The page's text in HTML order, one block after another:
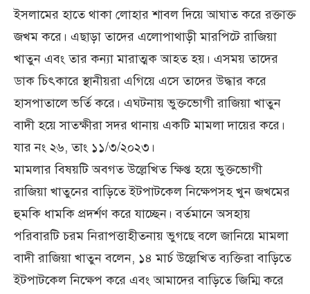
ইসলামের হাতে থাকা লোহার শাবল দিয়ে আঘাত করে রক্তাক্ত
জখম করে। এছাড়া তাদের এলোপাথাড়ী মারপিটে রাজিয়া
খাতুন এবং তার কন্যা মারাত্মক আহত হয়। এসময় তাদের
ডাক চিৎকারে স্থানীয়রা এগিয়ে এসে তাদের উদ্ধার করে
হাসপাতালে ভর্তি করে। এঘটনায় ভুক্তভোগী রাজিয়া খাতুন
বাদী হয়ে সাতক্ষীরা সদর থানায় একটি মামলা দায়ের করে।
যার নং ২৬, তাং ১১/৩/২০২৩।
মামলার বিষয়টি অবগত উল্লেখিত ক্ষিপ্ত হয়ে ভুক্তভোগী
রাজিয়া খাতুনের বাড়িতে ইটপাটকেল নিক্ষেপসহ খুন জখমের
হুমকি ধামকি প্রদর্শণ করে যাচ্ছেন। বর্তমানে অসহায়
পরিবারটি চরম নিরাপত্তাহীতনায় ভুগছে বলে জানিয়ে মামলা
বাদী রাজিয়া খাতুন বলেন, ১৪ মার্চ উল্লেখিত ব্যক্তিরা বাড়িতে
ইটপাটকেল নিক্ষেপ করে এবং আমাদের বাড়িতে জিম্মি করে